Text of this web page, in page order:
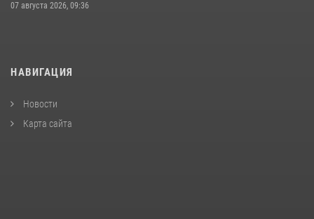
07 августа 2026, 09:36
НАВИГАЦИЯ
Новости
Карта сайта